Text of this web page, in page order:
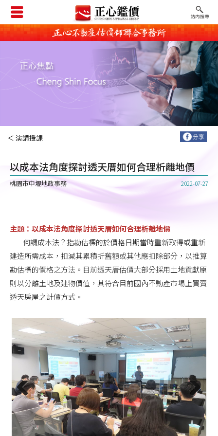
＜ 演講授課
以成本法角度探討透天厝如何合理析離地價
桃園市中壢地政事務 2022-07-27
主題：以成本法角度探討透天厝如何合理析離地價
何謂成本法？指勘估標的於價格日期當時重新取得或重新
建造所需成本，扣減其累積折舊額或其他應扣除部分，以推算
勘估標的價格之方法。目前透天厝估價大部分採用土地貢獻原
則以分離土地及建物價值，其符合目前國內不動產市場上買賣
透天房屋之計價方式。
Previous Next